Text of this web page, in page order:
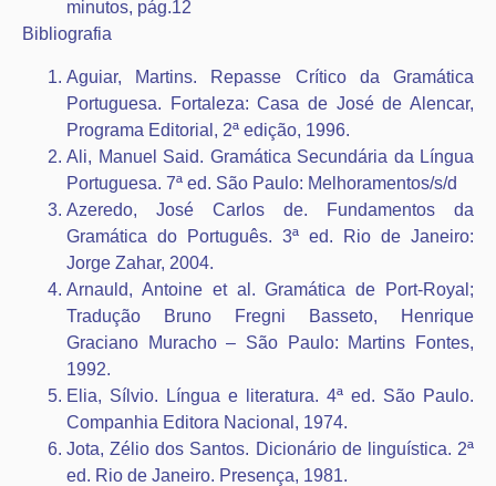
minutos, pág.12
Bibliografia
Aguiar, Martins. Repasse Crítico da Gramática
Portuguesa. Fortaleza: Casa de José de Alencar,
Programa Editorial, 2ª edição, 1996.
Ali, Manuel Said. Gramática Secundária da Língua
Portuguesa. 7ª ed. São Paulo: Melhoramentos/s/d
Azeredo, José Carlos de. Fundamentos da
Gramática do Português. 3ª ed. Rio de Janeiro:
Jorge Zahar, 2004.
Arnauld, Antoine et al. Gramática de Port-Royal;
Tradução Bruno Fregni Basseto, Henrique
Graciano Muracho – São Paulo: Martins Fontes,
1992.
Elia, Sílvio. Língua e literatura. 4ª ed. São Paulo.
Companhia Editora Nacional, 1974.
Jota, Zélio dos Santos. Dicionário de linguística. 2ª
ed. Rio de Janeiro. Presença, 1981.